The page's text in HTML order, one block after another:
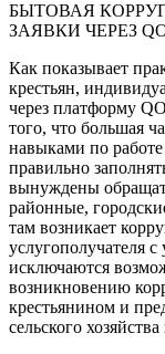
БЫТОВАЯ
ЗАЯВКИ ЧЕРЕЗ
Как показывает
крестьян,
через платформу
того, что большая
навыками по
правильно
вынуждены
районные,
там возникает
услугополучателя
исключаются
возникновению
крестьянином и
сельского